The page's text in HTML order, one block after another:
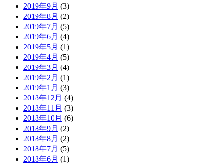
2019年9月 (3)
2019年8月 (2)
2019年7月 (5)
2019年6月 (4)
2019年5月 (1)
2019年4月 (5)
2019年3月 (4)
2019年2月 (1)
2019年1月 (3)
2018年12月 (4)
2018年11月 (3)
2018年10月 (6)
2018年9月 (2)
2018年8月 (2)
2018年7月 (5)
2018年6月 (1)